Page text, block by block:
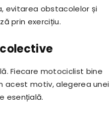
evitarea obstacolelor și
prin exercițiu.
Fiecare motociclist bine
acest motiv, alegerea unei
esențială.